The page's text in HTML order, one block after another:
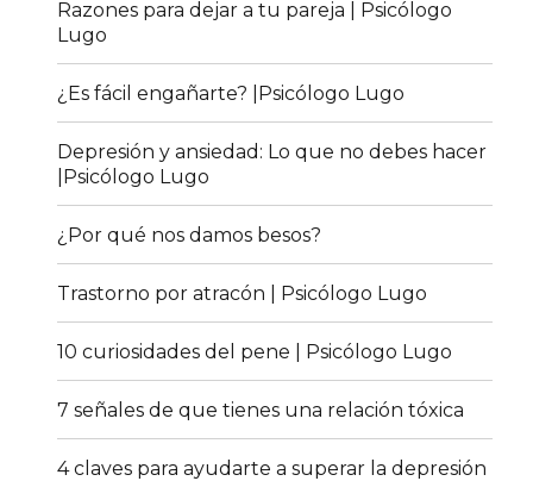
Razones para dejar a tu pareja | Psicólogo
Lugo
¿Es fácil engañarte? |Psicólogo Lugo
Depresión y ansiedad: Lo que no debes hacer
|Psicólogo Lugo
¿Por qué nos damos besos?
Trastorno por atracón | Psicólogo Lugo
10 curiosidades del pene | Psicólogo Lugo
7 señales de que tienes una relación tóxica
4 claves para ayudarte a superar la depresión